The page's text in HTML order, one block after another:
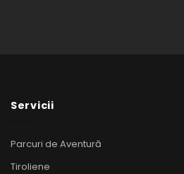
Servicii
Parcuri de Aventură
Tiroliene